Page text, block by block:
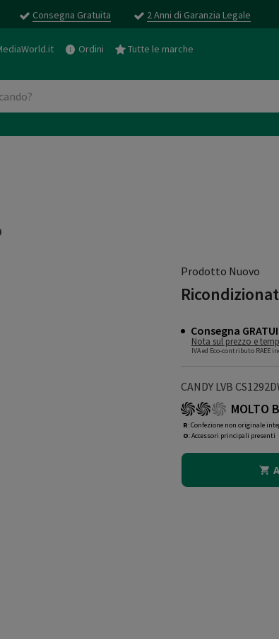
Consegna Gratuita 2 Anni di Garanzia Legale
Ordini Tutte le marche
Prodotto Nuovo
Consegna
Nota sul prezzo e
IVA ed Eco-contributo RAEE
CANDY LVB
MOLTO
R: Confezione non originale
O: Accessori principali presenti